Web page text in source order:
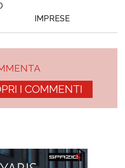
IMPRESE
I COMMENTI